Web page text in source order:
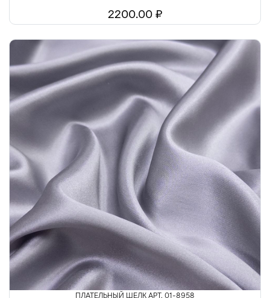
2200.00 ₽
ПЛАТЕЛЬНЫЙ ШЕЛК АРТ. 01-8958